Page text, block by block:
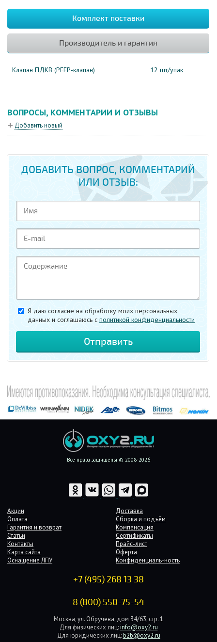
Комплект поставки
Производитель и гарантия
Клапан ПДКВ (PEEP-клапан) 12 шт/упак
ВОПРОСЫ, КОММЕНТАРИИ И ОТЗЫВЫ
Добавить новый
ДОБАВИТЬ ВОПРОС, КОММЕНТАРИЙ
ИЛИ ОТЗЫВ:
Я даю согласие на обработку моих персональных
данных и соглашаюсь c политикой конфиденциальности
Все права защищены © 2008-2026
Акции
Доставка
Оплата
Сборка и подъём
Гарантия и возврат
Компенсация
Статьи
Сертификаты
Контакты
Прайс-лист
Карта сайта
Оферта
Оснащение ЛПУ
Конфиденциаль-ность
+7 (495) 268 13 38
8 (800) 550-75-54
Москва, ул. Обручева, дом 34/63, стр. 1
Для физических лиц: info@oxy2.ru
Для юридических лиц: b2b@oxy2.ru